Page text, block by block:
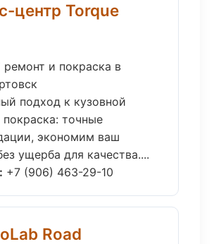
центр Torque
ремонт и покраска в
подход к кузовной
точные
экономим ваш
ущерба для качества....
+7 (906) 463-29-10
Road